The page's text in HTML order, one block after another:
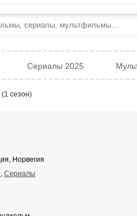
Сериалы 2025
сезон)
Норвегия
, Сериалы